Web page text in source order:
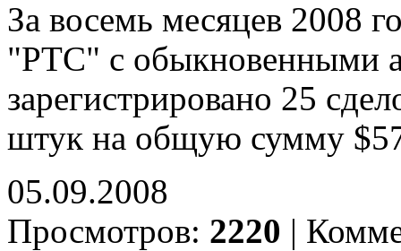
За восемь месяцев 2008
"РТС" с обыкновенными
зарегистрировано 25
штук на общую сумму
05.09.2008
Просмотров: 2220 |